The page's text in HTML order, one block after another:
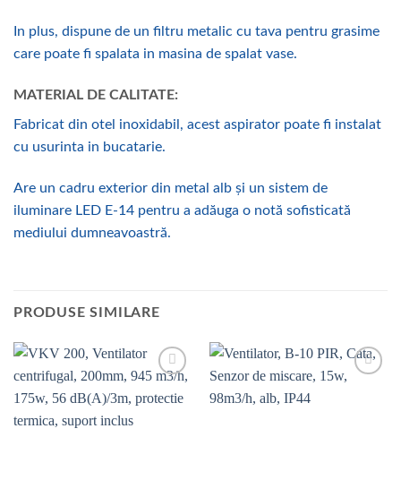
In plus, dispune de un filtru metalic cu tava pentru grasime
care poate fi spalata in masina de spalat vase.
MATERIAL DE CALITATE:
Fabricat din otel inoxidabil, acest aspirator poate fi instalat
cu usurinta in bucatarie.
Are un cadru exterior din metal alb și un sistem de
iluminare LED E-14 pentru a adăuga o notă sofisticată
mediului dumneavoastră.
PRODUSE SIMILARE
wishlist